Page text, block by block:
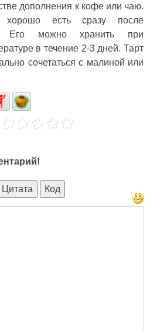
дополнения к кофе или чаю.
хорошо есть сразу после
Его можно хранить при
в течение 2-3 дней. Тарт
сочетаться с малиной или
Цитата Код